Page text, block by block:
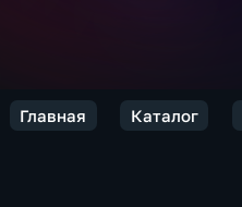
Главная Каталог